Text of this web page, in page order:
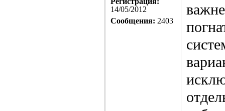
14/05/2012
Сообщения: 2403